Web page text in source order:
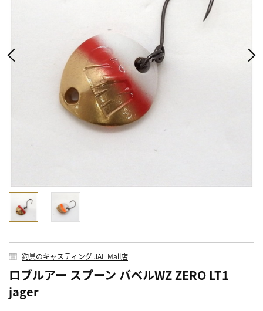
釣具のキャスティング JAL Mall店
ロブルアー スプーン バベルWZ ZERO LT1
jager